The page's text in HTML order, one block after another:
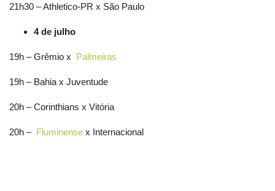
21h30 – Athletico-PR x São Paulo
4 de julho
19h – Grêmio x Palmeiras
19h – Bahia x Juventude
20h – Corinthians x Vitória
20h – Fluminense x Internacional